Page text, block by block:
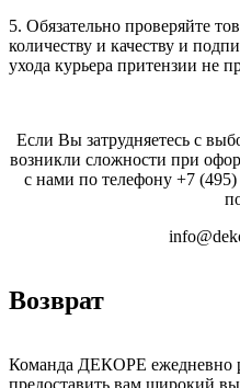
5. Обязательно проверяйте
количеству и качеству и
ухода курьера притензии не
Если Вы затрудняетесь с
возникли сложности при
с нами по телефону +7 (495)
Возврат
Команда ДЕКОРЕ ежедневно